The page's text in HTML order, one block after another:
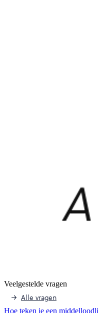
Veelgestelde vragen
Alle vragen
Hoe teken je een